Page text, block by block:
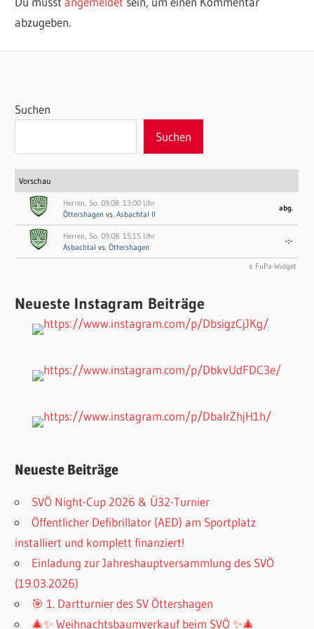
abzugeben.
Suchen
Suchen
Vorschau
Herren, So. 09.08. 13:00 Uhr
Öttershagenvs.Asbachtal II
abg.
Herren, So. 09.08. 15:15 Uhr
Asbachtal vs.Öttershagen
-:-
© FuPa-Widget
Neueste Instagram Beiträge
Neueste Beiträge
SVÖ Night-Cup 2026 & Ü32-Turnier
Öffentlicher Defibrillator (AED) am Sportplatz
installiert und komplett finanziert!
Einladung zur Jahreshauptversammlung des SVÖ
(19.03.2026)
🎯 1. Dartturnier des SV Öttershagen
🎄✨ Weihnachtsbaumverkauf beim SVÖ ✨🎄